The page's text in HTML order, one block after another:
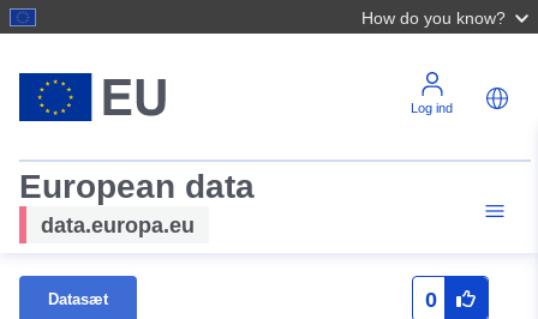
How do you know?
Log ind
European data
data.europa.eu
Datasæt 0